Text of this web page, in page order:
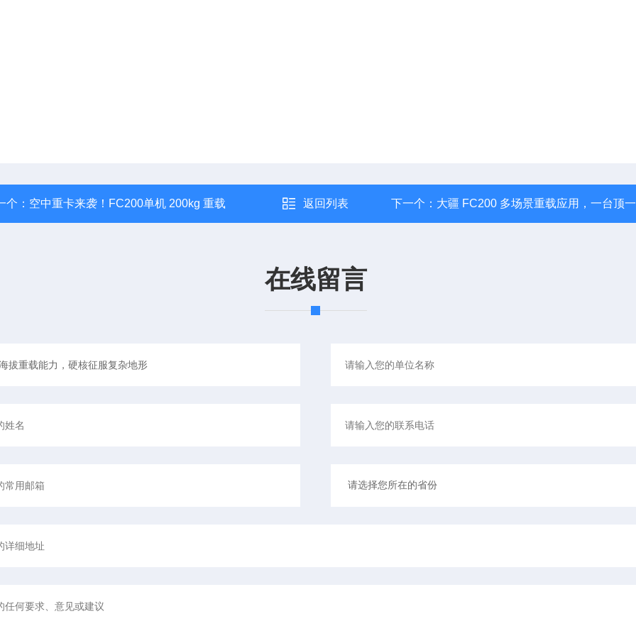
个： 空中重卡来袭！FC200单机 200kg 重载 返回列表 下一个： 大疆 FC200 多场景重载应用，一台顶
在线留言